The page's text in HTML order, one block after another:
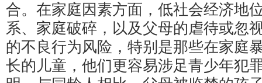
合。在家庭因素方面，低社会经济地
系、家庭破碎，以及父母的虐待或忽
的不良行为风险，特别是那些在家庭
长的儿童，他们更容易涉足青少年犯